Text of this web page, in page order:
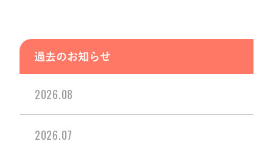
過去のお知らせ
2026.08
2026.07